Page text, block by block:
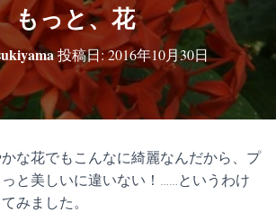
ン
を
もっと、花
投稿日:2016年10月30日
な花でもこんなに綺麗なんだから、プ
と美しいに違いない！……というわけ
みました。